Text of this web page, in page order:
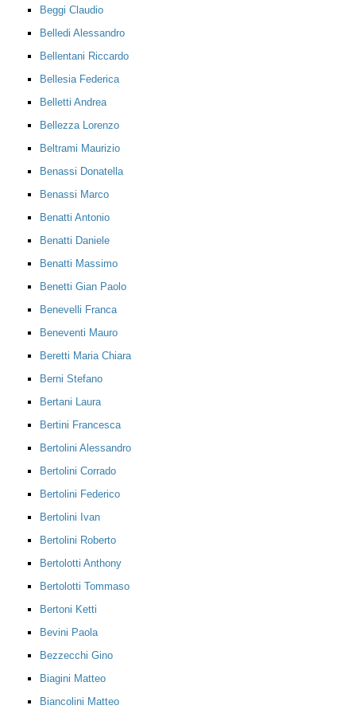
Beggi Claudio
Belledi Alessandro
Bellentani Riccardo
Bellesia Federica
Belletti Andrea
Bellezza Lorenzo
Beltrami Maurizio
Benassi Donatella
Benassi Marco
Benatti Antonio
Benatti Daniele
Benatti Massimo
Benetti Gian Paolo
Benevelli Franca
Beneventi Mauro
Beretti Maria Chiara
Berni Stefano
Bertani Laura
Bertini Francesca
Bertolini Alessandro
Bertolini Corrado
Bertolini Federico
Bertolini Ivan
Bertolini Roberto
Bertolotti Anthony
Bertolotti Tommaso
Bertoni Ketti
Bevini Paola
Bezzecchi Gino
Biagini Matteo
Biancolini Matteo